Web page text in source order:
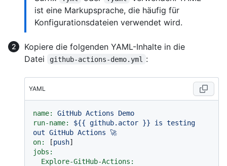
ist eine Markupsprache, die häufig für
Konfigurationsdateien verwendet wird.
Kopiere die folgenden YAML-Inhalte in die
Datei
github-actions-demo.yml :
YAML
name: GitHub Actions
Demo
run-name:
${{ github.actor }} is testing
out GitHub Actions 🚀
on:
[push
jobs:
Explore-GitHub-Actions: